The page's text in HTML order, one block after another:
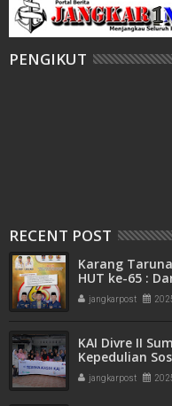
PENGIKUT
RECENT POST
Karang
HUT ke-65 :
Kebersamaan
jangkarpost
KAI Divre II
Kepedulian
jangkarpost